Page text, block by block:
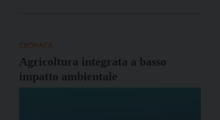
Agricoltura integrata a basso
impatto ambientale